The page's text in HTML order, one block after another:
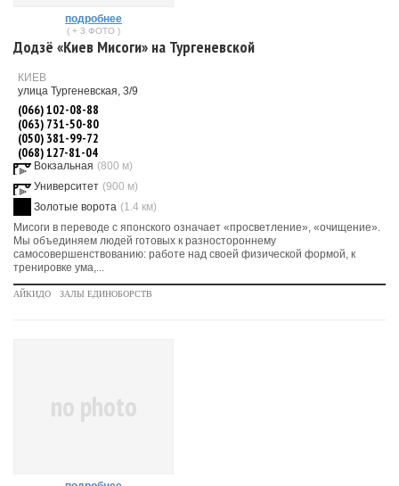
подробнее
( + 3 ФОТО )
Додзё «Киев Мисоги» на Тургеневской
КИЕВ
улица Тургеневская, 3/9
(066) 102-08-88
(063) 731-50-80
(050) 381-99-72
(068) 127-81-04
Вокзальная (800 м)
Университет (900 м)
Золотые ворота (1.4 км)
Мисоги в переводе с японского означает «просветление», «очищение».
Мы объединяем людей готовых к разностороннему
самосовершенствованию: работе над своей физической формой, к
тренировке ума,...
АЙКИДО ЗАЛЫ ЕДИНОБОРСТВ
no photo